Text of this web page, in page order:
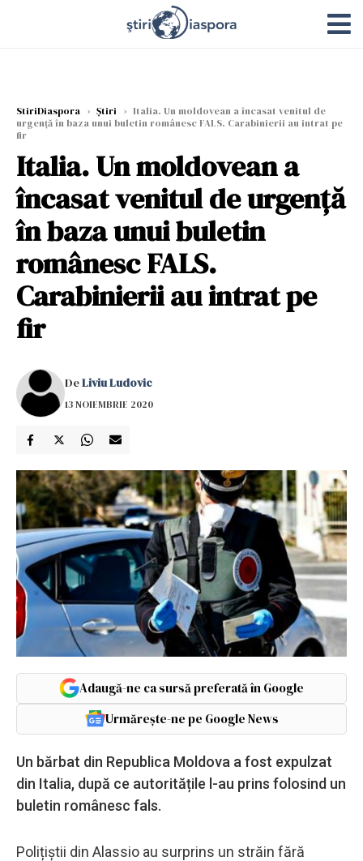
StiriDiaspora › Știri › Italia. Un moldovean a încasat venitul de
urgență în baza unui buletin românesc FALS. Carabinierii au intrat pe
fir
Italia. Un moldovean a
încasat venitul de urgență
în baza unui buletin
românesc FALS.
Carabinierii au intrat pe
fir
DeLiviu Ludovic
13 NOIEMBRIE 2020
Adaugă-ne ca sursă preferată în Google
Urmărește-ne pe Google News
Un bărbat din Republica Moldova a fost expulzat
din Italia, după ce autoritățile l-au prins folosind un
buletin românesc fals.
Polițiștii din Alassio au surprins un străin fără